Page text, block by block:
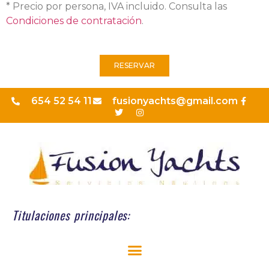
* Precio por persona, IVA incluido. Consulta las
Condiciones de contratación.
RESERVAR
654 52 54 11 fusionyachts@gmail.com
Titulaciones principales: